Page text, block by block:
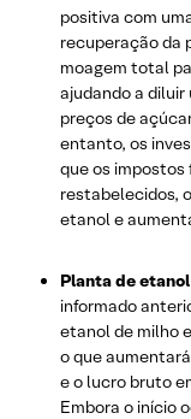
positiva com
recuperação da
moagem total
ajudando a
preços de
entanto, os
que os impostos
restabelecidos,
etanol e
Planta de
informado
etanol de milho
o que
e o lucro bruto
Embora o início